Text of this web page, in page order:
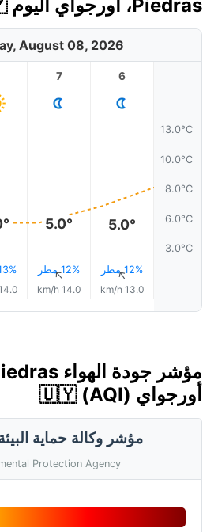
Piedras، أورجواي اليوم 🇺🇾
August 08, 2026
13.0°C
10.0°C
8.0°C
6.0°C
3.0°C
6
5.0°
12% مطر↑
13.0 km/h
7
5.0°
12% مطر↑
14.0 km/h
13%
km/h
أورجواي 🇺🇾 (AQI)
مؤشر وكالة حماية
Protection Agency